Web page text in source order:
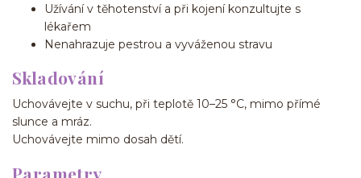
Užívání v těhotenství a při kojení konzultujte s
lékařem
Nenahrazuje pestrou a vyváženou stravu
Skladování
Uchovávejte v suchu, při teplotě 10–25 °C, mimo přímé
slunce a mráz.
Uchovávejte mimo dosah dětí.
Parametry